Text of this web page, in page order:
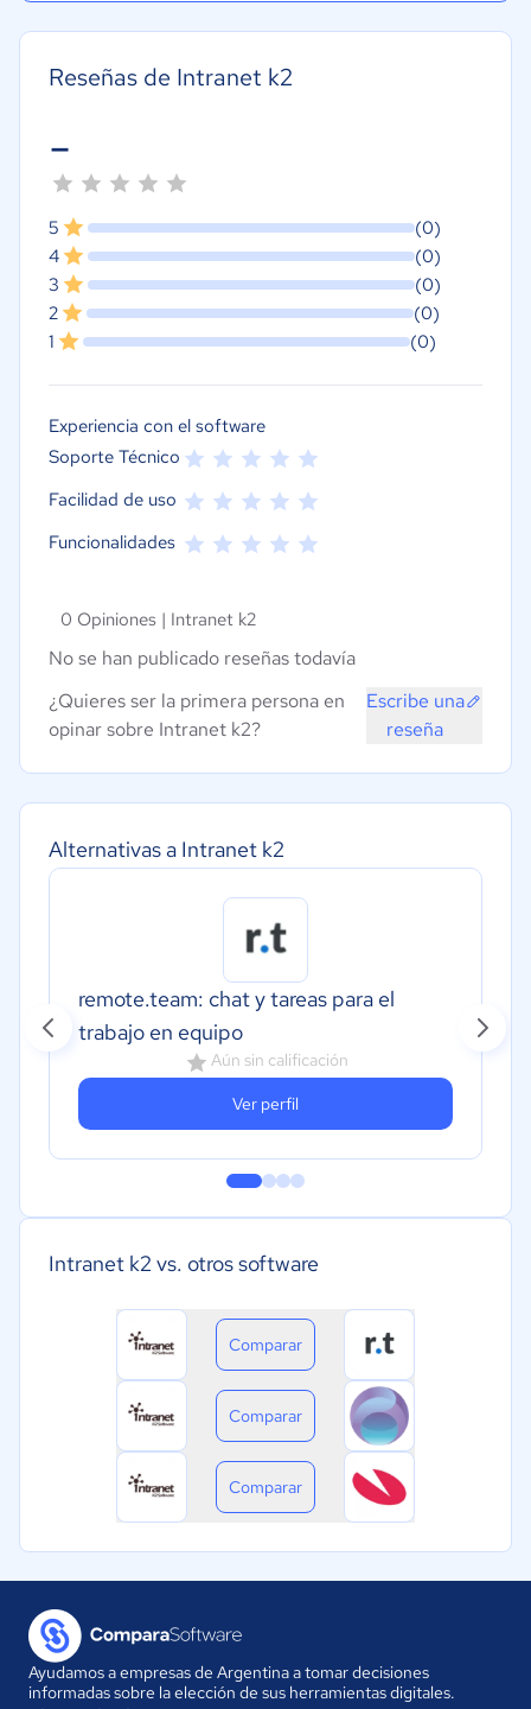
Alternativas a Intranet k2
remote.team: chat y tareas para el
trabajo en equipo
Aún sin calificación
Ver perfil
Intranet k2 vs. otros software
Comparar
Comparar
Comparar
Reseñas de Intranet k2
-
5
(0)
4
(0)
3
(0)
2
(0)
1
(0)
Experiencia con el software
Soporte Técnico
Facilidad de uso
Funcionalidades
0 Opiniones | Intranet k2
No se han publicado reseñas todavía
¿Quieres ser la primera persona en
opinar sobre Intranet k2?
Escribe una
reseña
Ayudamos a empresas de Argentina a tomar decisiones
informadas sobre la elección de sus herramientas digitales.